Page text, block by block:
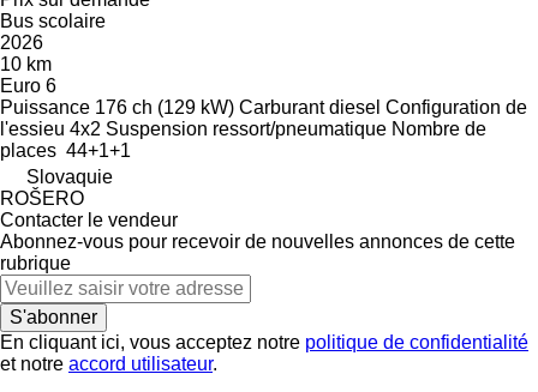
Bus scolaire
2026
10 km
Euro 6
Puissance 176 ch (129 kW) Carburant diesel Configuration de
l'essieu 4x2 Suspension ressort/pneumatique Nombre de
places 44+1+1
Slovaquie
ROŠERO
Contacter le vendeur
Abonnez-vous pour recevoir de nouvelles annonces de cette
rubrique
S'abonner
En cliquant ici, vous acceptez notre politique de confidentialité
et notre accord utilisateur.